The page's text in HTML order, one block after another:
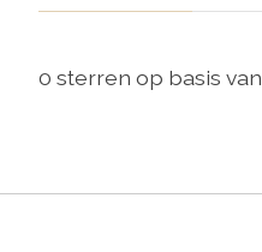
0 sterren op basis van